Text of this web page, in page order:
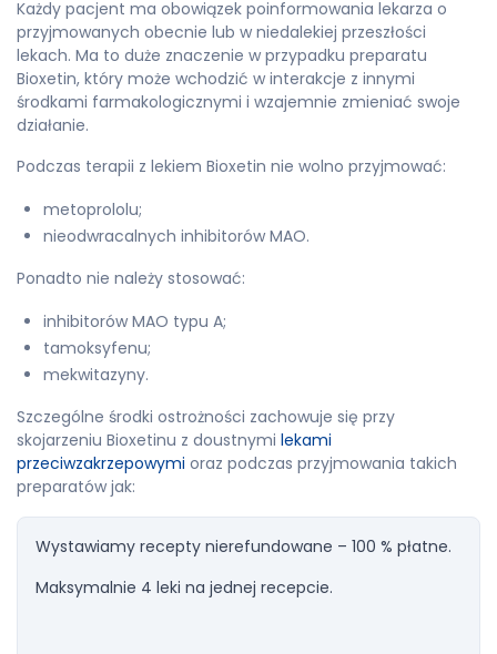
Każdy pacjent ma obowiązek poinformowania lekarza o
przyjmowanych obecnie lub w niedalekiej przeszłości
lekach. Ma to duże znaczenie w przypadku preparatu
Bioxetin, który może wchodzić w interakcje z innymi
środkami farmakologicznymi i wzajemnie zmieniać swoje
działanie.
Podczas terapii z lekiem Bioxetin nie wolno przyjmować:
metoprololu;
nieodwracalnych inhibitorów MAO.
Ponadto nie należy stosować:
inhibitorów MAO typu A;
tamoksyfenu;
mekwitazyny.
Szczególne środki ostrożności zachowuje się przy
skojarzeniu Bioxetinu z doustnymi lekami
przeciwzakrzepowymi oraz podczas przyjmowania takich
preparatów jak:
Wystawiamy recepty nierefundowane – 100 % płatne.
Maksymalnie 4 leki na jednej recepcie.